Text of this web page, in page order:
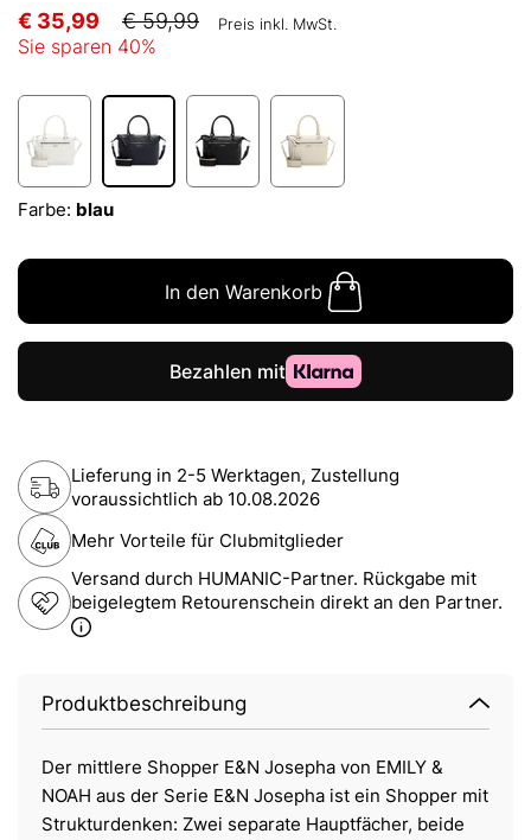
€ 35,99 € 59,99 Preis inkl. MwSt.
Sie sparen 40%
Farbe: blau
In den Warenkorb
Lieferung in 2-5 Werktagen, Zustellung
voraussichtlich ab 10.08.2026
Mehr Vorteile für Clubmitglieder
Versand durch HUMANIC-Partner. Rückgabe mit
beigelegtem Retourenschein direkt an den Partner.
Produktbeschreibung
Der mittlere Shopper E&N Josepha von EMILY &
NOAH aus der Serie E&N Josepha ist ein Shopper mit
Strukturdenken: Zwei separate Hauptfächer, beide